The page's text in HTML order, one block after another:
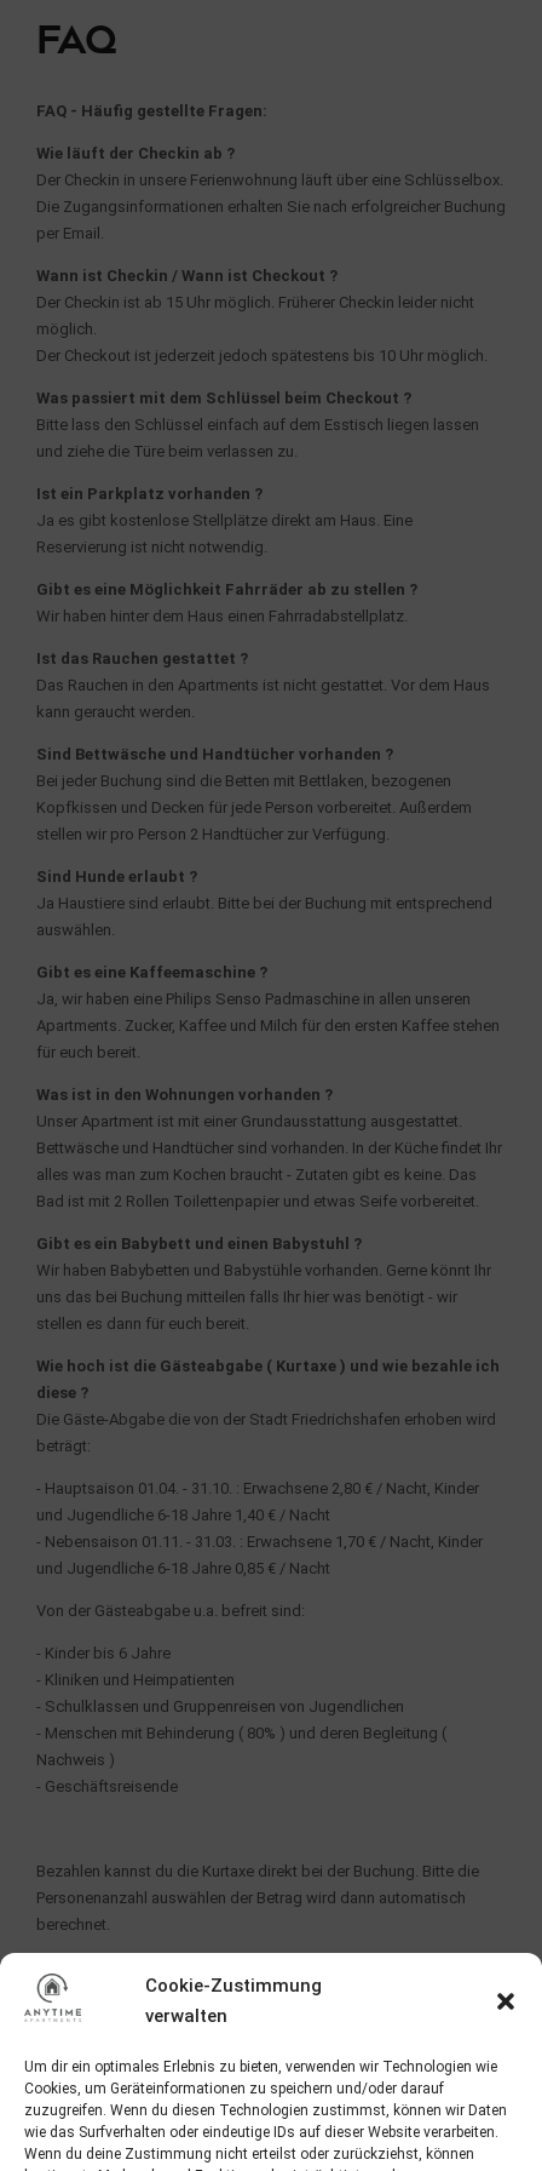
Cookie-Zustimmung
verwalten
Um dir ein optimales Erlebnis zu bieten, verwenden wir Technologien wie
Cookies, um Geräteinformationen zu speichern und/oder darauf
zuzugreifen. Wenn du diesen Technologien zustimmst, können wir Daten
wie das Surfverhalten oder eindeutige IDs auf dieser Website verarbeiten.
Wenn du deine Zustimmung nicht erteilst oder zurückziehst, können
FAQ
FAQ - Häufig gestellte Fragen:
Wie läuft der Checkin ab ?
Der Checkin in unsere Ferienwohnung läuft über eine Schlüsselbox.
Die Zugangsinformationen erhalten Sie nach erfolgreicher Buchung
per Email.
Wann ist Checkin / Wann ist Checkout ?
Der Checkin ist ab 15 Uhr möglich. Früherer Checkin leider nicht
möglich.
Der Checkout ist jederzeit jedoch spätestens bis 10 Uhr möglich.
Was passiert mit dem Schlüssel beim Checkout ?
Bitte lass den Schlüssel einfach auf dem Esstisch liegen lassen
und ziehe die Türe beim verlassen zu.
Ist ein Parkplatz vorhanden ?
Ja es gibt kostenlose Stellplätze direkt am Haus. Eine
Reservierung ist nicht notwendig.
Gibt es eine Möglichkeit Fahrräder ab zu stellen ?
Wir haben hinter dem Haus einen Fahrradabstellplatz.
Ist das Rauchen gestattet ?
Das Rauchen in den Apartments ist nicht gestattet. Vor dem Haus
kann geraucht werden.
Sind Bettwäsche und Handtücher vorhanden ?
Bei jeder Buchung sind die Betten mit Bettlaken, bezogenen
Kopfkissen und Decken für jede Person vorbereitet. Außerdem
stellen wir pro Person 2 Handtücher zur Verfügung.
Sind Hunde erlaubt ?
Ja Haustiere sind erlaubt. Bitte bei der Buchung mit entsprechend
auswählen.
Gibt es eine Kaffeemaschine ?
Ja, wir haben eine Philips Senso Padmaschine in allen unseren
Apartments. Zucker, Kaffee und Milch für den ersten Kaffee stehen
für euch bereit.
Was ist in den Wohnungen vorhanden ?
Unser Apartment ist mit einer Grundausstattung ausgestattet.
Bettwäsche und Handtücher sind vorhanden. In der Küche findet Ihr
alles was man zum Kochen braucht - Zutaten gibt es keine. Das
Bad ist mit 2 Rollen Toilettenpapier und etwas Seife vorbereitet.
Gibt es ein Babybett und einen Babystuhl ?
Wir haben Babybetten und Babystühle vorhanden. Gerne könnt Ihr
uns das bei Buchung mitteilen falls Ihr hier was benötigt - wir
stellen es dann für euch bereit.
Wie hoch ist die Gästeabgabe ( Kurtaxe ) und wie bezahle ich
diese ?
Die Gäste-Abgabe die von der Stadt Friedrichshafen erhoben wird
beträgt:
- Hauptsaison 01.04. - 31.10. : Erwachsene 2,80 € / Nacht, Kinder
und Jugendliche 6-18 Jahre 1,40 € / Nacht
- Nebensaison 01.11. - 31.03. : Erwachsene 1,70 € / Nacht, Kinder
und Jugendliche 6-18 Jahre 0,85 € / Nacht
Von der Gästeabgabe u.a. befreit sind:
- Kinder bis 6 Jahre
- Kliniken und Heimpatienten
- Schulklassen und Gruppenreisen von Jugendlichen
- Menschen mit Behinderung ( 80% ) und deren Begleitung (
Nachweis )
- Geschäftsreisende
Bezahlen kannst du die Kurtaxe direkt bei der Buchung. Bitte die
Personenanzahl auswählen der Betrag wird dann automatisch
berechnet.
ich für Vorteile ?
Die ECHTBODENSEE Karte bekommst du direkt von uns auf
Karten gerne per Email Digital zukommen lassen.
Bitte vergiss nicth alle Personen beim Online Checkin den du per
Email nach Buchung erhäst auch anzugeben.
Alle Infos und Vorteile zur ECHTBODENSEE Karte findest du hier: